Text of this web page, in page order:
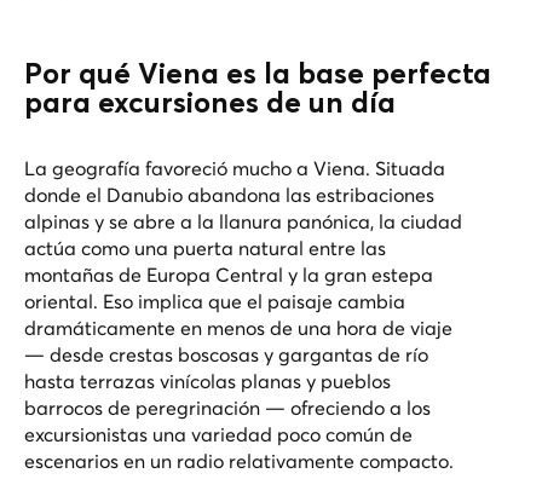
Por qué Viena es la base perfecta
para excursiones de un día
La geografía favoreció mucho a Viena. Situada
donde el Danubio abandona las estribaciones
alpinas y se abre a la llanura panónica, la ciudad
actúa como una puerta natural entre las
montañas de Europa Central y la gran estepa
oriental. Eso implica que el paisaje cambia
dramáticamente en menos de una hora de viaje
— desde crestas boscosas y gargantas de río
hasta terrazas vinícolas planas y pueblos
barrocos de peregrinación — ofreciendo a los
excursionistas una variedad poco común de
escenarios en un radio relativamente compacto.